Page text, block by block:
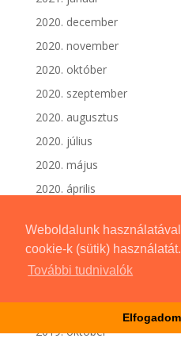
Weboldalunk
cookie-k (sütik) használatát.
További tudnivalók
Elfogadom
2020. december
2020. november
2020. október
2020. szeptember
2020. augusztus
2020. július
2020. május
2020. április
2020. február
2020. január
2019. november
2019. október